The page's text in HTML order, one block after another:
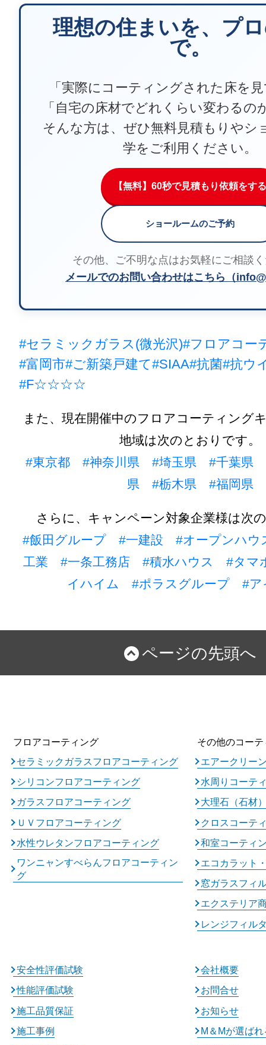
理想の住まいを、プ
で。
「実際にコーティングされた床を
「自宅の床材でどれくらい変わるの
そんな方は、ぜひ無料見積もりやシ
学をご利用ください。
【無料】60秒で見積もり依頼をする
ショールームのご予約
その他、ご不明な点はお気軽にご相談
メールでのお問い合わせはこちら（
#セラミックガラス(微光沢)#フロアコー
#富岡市#ご新築戸建て#SIAA#抗菌#抗ウ
#F☆☆☆☆
また、現在開催中のフロアコーティング
地域は次のとおりです。
#東京都
#神奈川県 #埼玉県 #千葉県
県
#栃木県 #福岡県
さらに、キャンペーン対象企業様は次
#飯田グループ
#一建設
#オープンハウ
工業
#一条工務店 #積水ハウス
#タマ
イハイム
#ポラスグループ #ア
ページの先頭へ
フロアコーティング
セラミックガラスフロアコーティング
シリコンフロアコーティング
ガラスフロアコーティング
ＵＶフロアコーティング
水性ウレタンフロアコーティング
ワンニャンすべらんフロアコーティン
グ
その他のコー
エアークリー
水周りコーテ
大理石（石材
クロスコーテ
和室コーティ
エコカラット
窓ガラスフィ
エクステリア
レンジフィル
安全性評価試験
性能評価試験
施工品質保証
施工事例
会社概要
お問合せ
お知らせ
M＆Mが選ば